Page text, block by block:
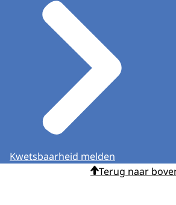
Kwetsbaarheid melden
Terug naar